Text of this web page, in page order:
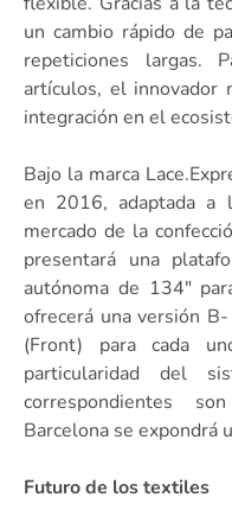
un cambio rápido de
repeticiones largas.
artículos, el innovador
integración en el
Bajo la marca
en 2016, adaptada a
mercado de la
presentará una
autónoma de 134″
ofrecerá una versión B-
(Front) para cada
particularidad del
correspondientes
Barcelona se expondrá
Futuro de los textiles